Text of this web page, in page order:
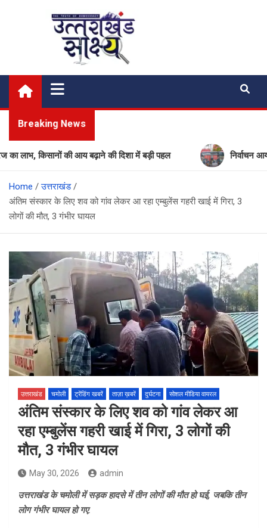
Uttarakhand Shakshya
My News Portal
Breaking News
की आय बढ़ाने की दिशा में बड़ी पहल निर्वाचन आयोग की
Home
उत्तराखंड
अंतिम संस्कार के लिए शव को गांव लेकर आ रहा एम्बुलेंस गहरी खाई में गिरा, 3
लोगों की मौत, 3 गंभीर घायल
उत्तराखंड चमोली ट्रेंडिंग खबरें ताज़ा ख़बरें दुर्घटना सोशल मीडिया वायरल
अंतिम संस्कार के लिए शव को गांव लेकर आ
रहा एम्बुलेंस गहरी खाई में गिरा, 3 लोगों की
मौत, 3 गंभीर घायल
May 30, 2026 admin
उत्तराखंड के चमोली में सड़क हादसे में तीन लोगों की मौत हो घई, जबकि तीन
लोग गंभीर घायल हो गए.